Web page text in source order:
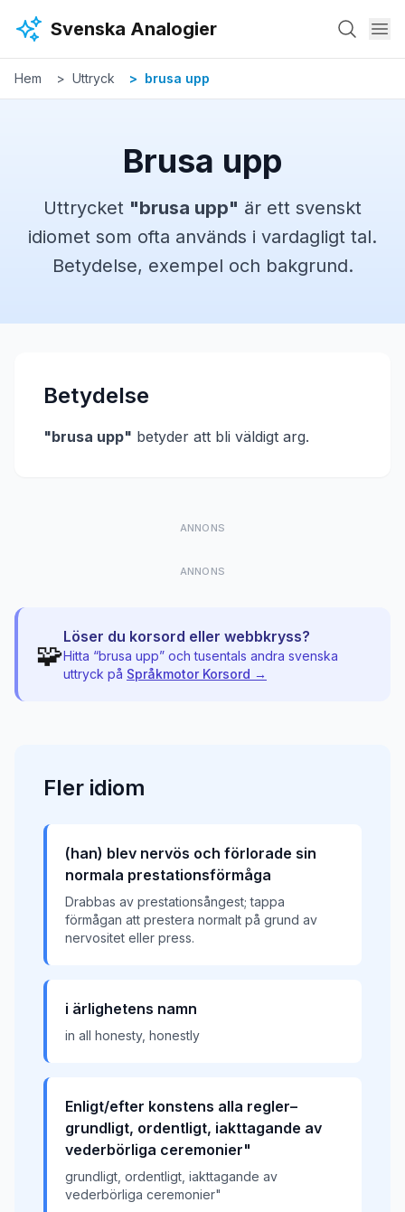
Svenska Analogier
Hem Uttryck brusa upp
Brusa upp
Uttrycket "brusa upp" är ett svenskt
idiomet som ofta används i vardagligt tal.
Betydelse, exempel och bakgrund.
Betydelse
"brusa upp" betyder att bli väldigt arg.
ANNONS
ANNONS
🧩
Löser du korsord eller webbkryss?
Hitta “brusa upp” och tusentals andra svenska
uttryck på Språkmotor Korsord →
Fler idiom
(han) blev nervös och förlorade sin
normala prestationsförmåga
Drabbas av prestationsångest; tappa
förmågan att prestera normalt på grund av
nervositet eller press.
i ärlighetens namn
in all honesty, honestly
Enligt/efter konstens alla regler–
grundligt, ordentligt, iakttagande av
vederbörliga ceremonier"
grundligt, ordentligt, iakttagande av
vederbörliga ceremonier"